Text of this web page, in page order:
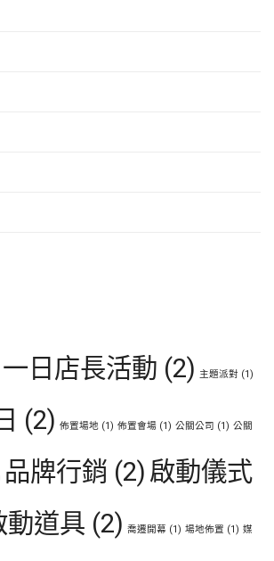
一日店長活動 (2) 主題派對 (1)
(2) 佈置場地 (1) 佈置會場 (1) 公關公司 (1) 公關
品牌行銷 (2) 啟動儀式
動道具 (2) 喬遷開幕 (1) 場地佈置 (1) 媒